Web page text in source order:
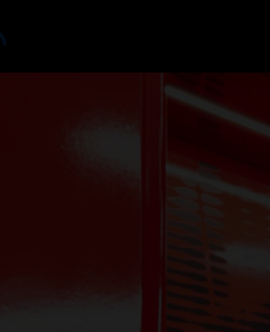
GRAND PRIX